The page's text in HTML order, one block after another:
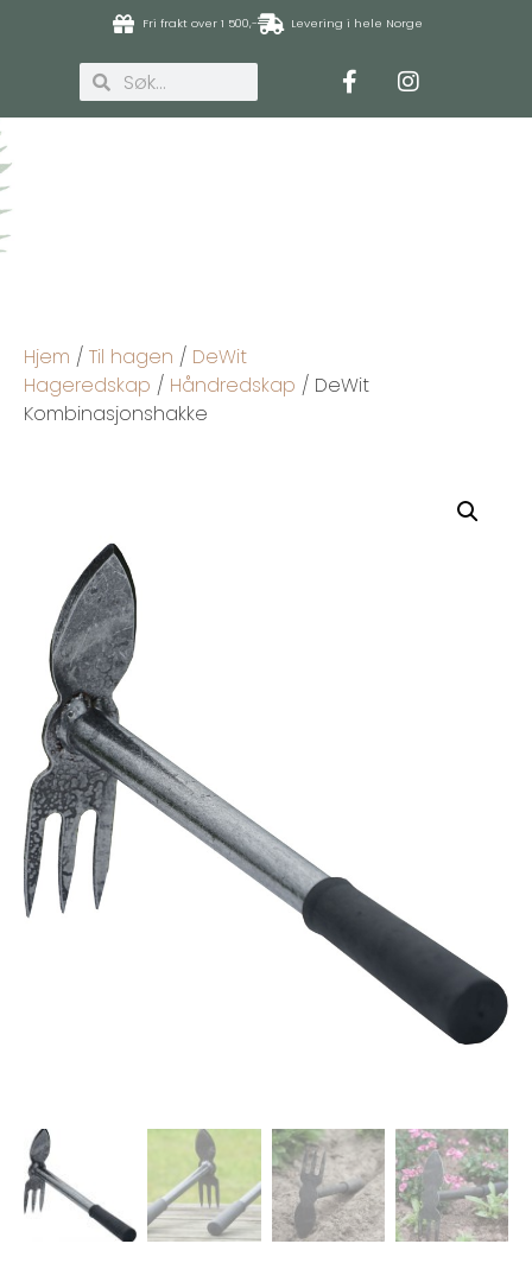
Fri frakt over 1 500,- Levering i hele Norge
Hjem / Til hagen / DeWit
Hageredskap / Håndredskap / DeWit
Kombinasjonshakke